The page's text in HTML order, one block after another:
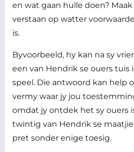
en wat gaan hulle doen?
verstaan op watter
is.
Byvoorbeeld, hy kan na sy
een van Hendrik se ouers tuis
speel. Die antwoord kan help
vermy waar jy jou
omdat jy ontdek het sy ouers
twintig van Hendrik se
pret sonder enige toesig.